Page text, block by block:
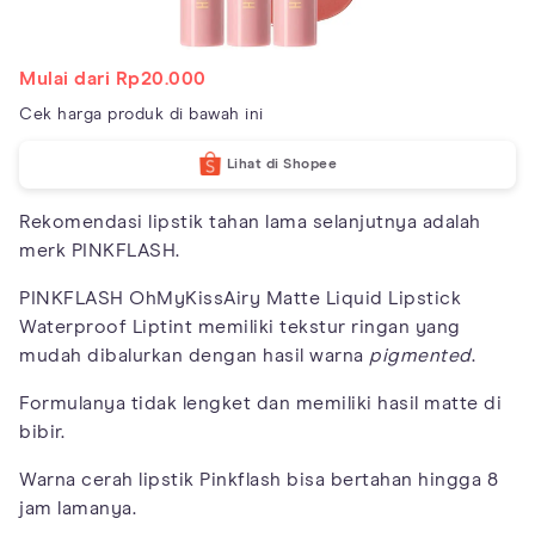
Mulai dari Rp20.000
Cek harga produk di bawah ini
Lihat di Shopee
Rekomendasi lipstik tahan lama selanjutnya adalah
merk PINKFLASH.
PINKFLASH OhMyKissAiry Matte Liquid Lipstick
Waterproof Liptint memiliki tekstur ringan yang
mudah dibalurkan dengan hasil warna pigmented.
Formulanya tidak lengket dan memiliki hasil matte di
bibir.
Warna cerah lipstik Pinkflash bisa bertahan hingga 8
jam lamanya.